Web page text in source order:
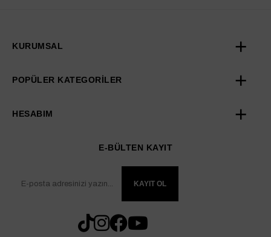
KURUMSAL
POPÜLER KATEGORİLER
HESABIM
E-BÜLTEN KAYIT
KAYIT OL